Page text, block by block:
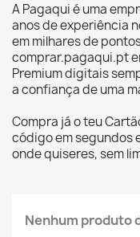
A Pagaqui é uma
anos de experiência
em milhares de
comprar.pagaqui.pt
Premium digitais
a confiança de uma
Compra já o teu
código em segundos
onde quiseres, sem
Nenhum produto